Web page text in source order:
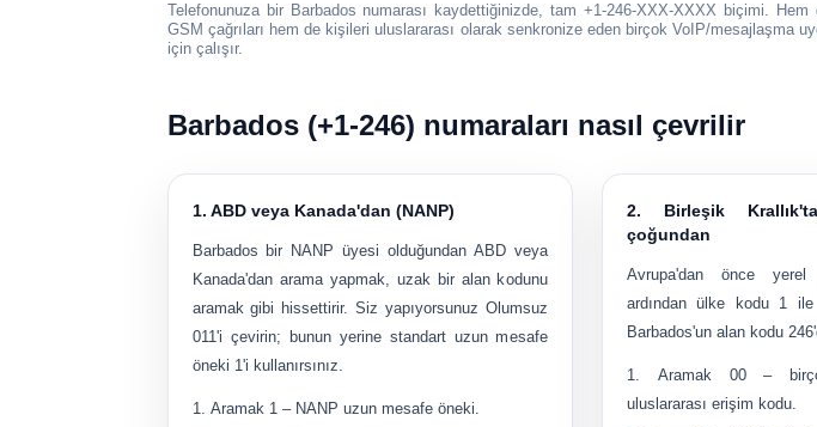
Telefonunuza bir Barbados numarası kaydettiğinizde,tam +1-246-XXX-XXXX biçimi. Hem
GSM çağrıları hem de kişileri uluslararası olarak senkronize eden birçok VoIP/mesajlaşma
için çalışır.
Barbados (+1-246) numaraları nasıl çevrilir
1. ABD veya Kanada'dan (NANP)
Barbados bir NANP üyesi olduğundan ABD veya
Kanada'dan arama yapmak, uzak bir alan kodunu
aramak gibi hissettirir. Siz yapıyorsunuz Olumsuz
011'i çevirin; bunun yerine standart uzun mesafe
öneki 1'i kullanırsınız.
Aramak 1– NANP uzun mesafe öneki.
2. Birleşik
çoğundan
Avrupa'dan önce yerel
ardından ülke kodu 1
Barbados'un alan kodu
Aramak 00–
uluslararası erişim kodu.